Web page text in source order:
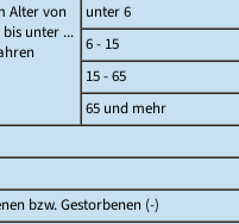
Alter von
bis unter ...
unter 6
6 - 15
15 - 65
65 und mehr
bzw. Gestorbenen (-)